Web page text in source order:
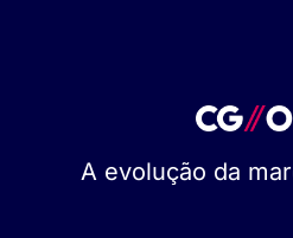
A evolução da